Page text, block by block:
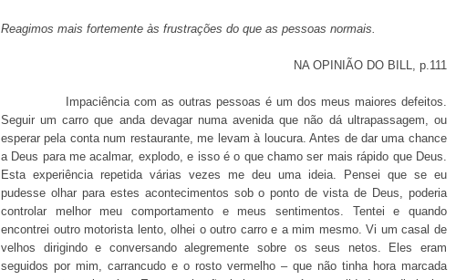
Reagimos mais fortemente às frustrações do que as pessoas normais.
NA OPINIÃO DO BILL, p.111
Impaciência com as outras pessoas é um dos meus maiores defeitos.
Seguir um carro que anda devagar numa avenida que não dá ultrapassagem, ou
esperar pela conta num restaurante, me levam à loucura. Antes de dar uma chance
a Deus para me acalmar, explodo, e isso é o que chamo ser mais rápido que Deus.
Esta experiência repetida várias vezes me deu uma ideia. Pensei que se eu
pudesse olhar para estes acontecimentos sob o ponto de vista de Deus, poderia
controlar melhor meu comportamento e meus sentimentos. Tentei e quando
encontrei outro motorista lento, olhei o outro carro e a mim mesmo. Vi um casal de
velhos dirigindo e conversando alegremente sobre os seus netos. Eles eram
seguidos por mim, carrancudo e o rosto vermelho – que não tinha hora marcada